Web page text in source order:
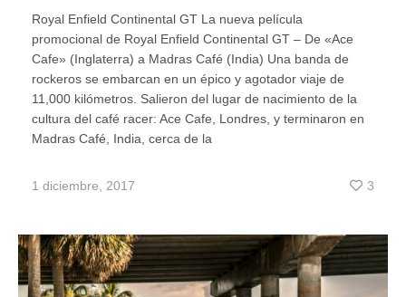
Royal Enfield Continental GT La nueva película
promocional de Royal Enfield Continental GT – De «Ace
Cafe» (Inglaterra) a Madras Café (India) Una banda de
rockeros se embarcan en un épico y agotador viaje de
11,000 kilómetros. Salieron del lugar de nacimiento de la
cultura del café racer: Ace Cafe, Londres, y terminaron en
Madras Café, India, cerca de la
1 diciembre, 2017 3